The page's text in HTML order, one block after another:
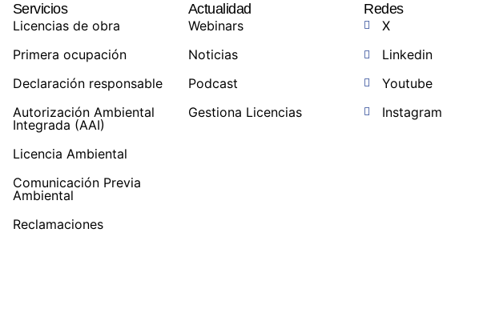
Servicios
Licencias de obra
Primera ocupación
Declaración responsable
Autorización Ambiental
Integrada (AAI)
Licencia Ambiental
Comunicación Previa
Ambiental
Reclamaciones
Actualidad
Webinars
Noticias
Podcast
Gestiona Licencias
Redes
X
Linkedin
Youtube
Instagram